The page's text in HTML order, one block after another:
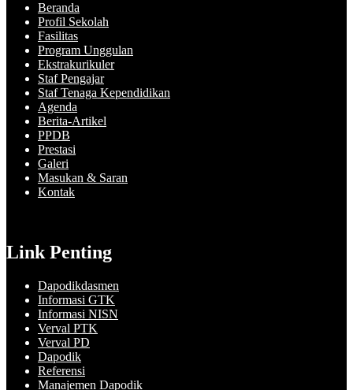
Beranda
Profil Sekolah
Fasilitas
Program Unggulan
Ekstrakurikuler
Staf Pengajar
Staf Tenaga Kependidikan
Agenda
Berita-Artikel
PPDB
Prestasi
Galeri
Masukan & Saran
Kontak
Link Penting
Dapodikdasmen
Informasi GTK
Informasi NISN
Verval PTK
Verval PD
Dapodik
Referensi
Manajemen Dapodik